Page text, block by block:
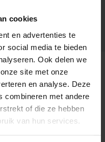
cookies
en advertenties te
social media te bieden
Ook delen we
site met onze
en analyse. Deze
combineren met andere
of die ze hebben
van hun services.
een interessante job
te brengen? Wil